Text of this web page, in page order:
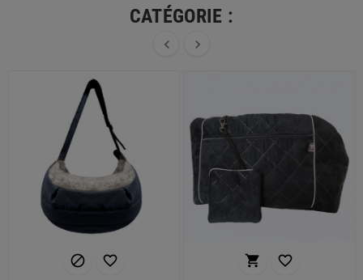
CATÉGORIE :
 
   